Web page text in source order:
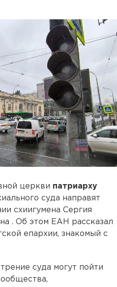
церкви патриарху
суда направят
схиигумена Сергия
. Об этом ЕАН рассказал
епархии, знакомый с
суда могут пойти